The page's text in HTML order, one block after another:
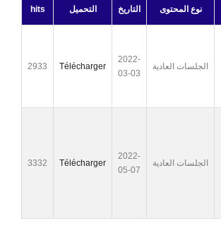
نوع المحتوى التاريخ التحميل hits
الجلسات العادية
2022-
03-03
Télécharger
2933
الجلسات العادية
2022-
05-07
Télécharger
3332